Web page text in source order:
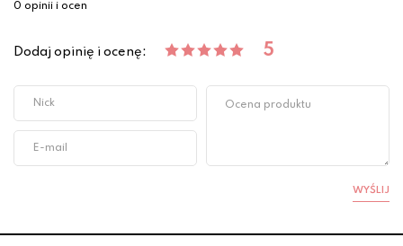
0 opinii i ocen
Dodaj opinię i ocenę: 5
WYŚLIJ